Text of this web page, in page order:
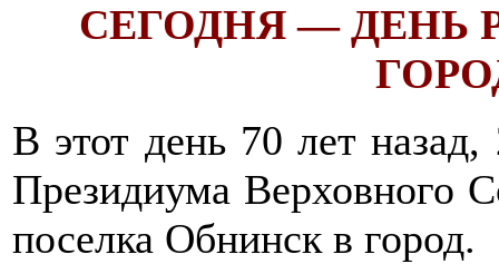
СЕГОДНЯ — ДЕНЬ
В этот день 70 лет
Президиума Верховного
поселка Обнинск в город.